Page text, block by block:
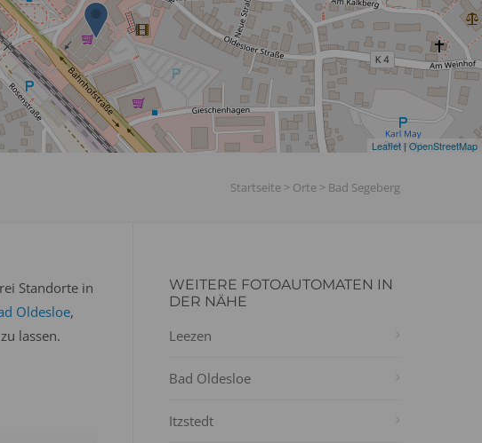
Leaflet|OpenStreetMap
Startseite > Orte > Bad Segeberg
Standorte in
Oldesloe,
lassen.
WEITERE FOTOAUTOMATEN IN
DER NÄHE
Leezen
Bad Oldesloe
Itzstedt